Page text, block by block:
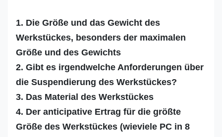
1. Die Größe und das Gewicht des
Werkstückes, besonders der maximalen
Größe und des Gewichts
2. Gibt es irgendwelche Anforderungen über
die Suspendierung des Werkstückes?
3. Das Material des Werkstückes
4. Der anticipative Ertrag für die größte
Größe des Werkstückes (wieviele PC in 8